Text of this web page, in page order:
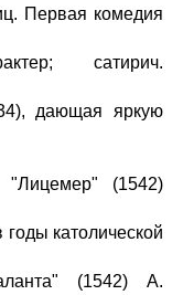
Первая комедия
сатирич.
дающая яркую
(1542)
католической
(1542) А.